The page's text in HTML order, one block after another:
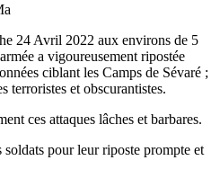
24 Avril 2022 aux environs de 5
a vigoureusement ripostée
ciblant les Camps de Sévaré ;
terroristes et obscurantistes.
ces attaques lâches et barbares.
pour leur riposte prompte et